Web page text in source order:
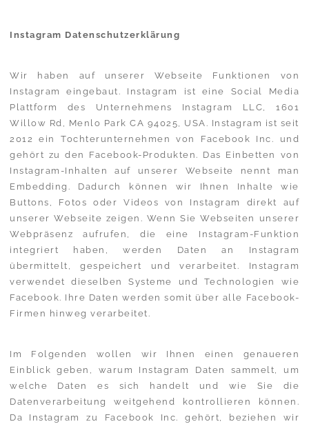
Instagram Datenschutzerklärung
Wir haben auf unserer Webseite Funktionen von
Instagram eingebaut. Instagram ist eine Social Media
Plattform des Unternehmens Instagram LLC, 1601
Willow Rd, Menlo Park CA 94025, USA. Instagram ist seit
2012 ein Tochterunternehmen von Facebook Inc. und
gehört zu den Facebook-Produkten. Das Einbetten von
Instagram-Inhalten auf unserer Webseite nennt man
Embedding. Dadurch können wir Ihnen Inhalte wie
Buttons, Fotos oder Videos von Instagram direkt auf
unserer Webseite zeigen. Wenn Sie Webseiten unserer
Webpräsenz aufrufen, die eine Instagram-Funktion
integriert haben, werden Daten an Instagram
übermittelt, gespeichert und verarbeitet. Instagram
verwendet dieselben Systeme und Technologien wie
Facebook. Ihre Daten werden somit über alle Facebook-
Firmen hinweg verarbeitet.
Im Folgenden wollen wir Ihnen einen genaueren
Einblick geben, warum Instagram Daten sammelt, um
welche Daten es sich handelt und wie Sie die
Datenverarbeitung weitgehend kontrollieren können.
Da Instagram zu Facebook Inc. gehört, beziehen wir